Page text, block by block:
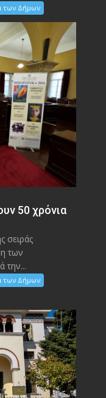
των Δήμων
50 χρόνια
σειράς
των
την...
των Δήμων